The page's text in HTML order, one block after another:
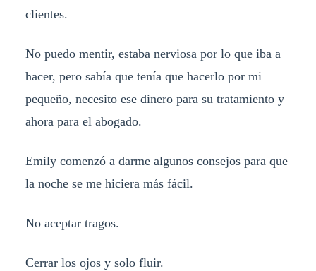
clientes.
No puedo mentir, estaba nerviosa por lo que iba a
hacer, pero sabía que tenía que hacerlo por mi
pequeño, necesito ese dinero para su tratamiento y
ahora para el abogado.
Emily comenzó a darme algunos consejos para que
la noche se me hiciera más fácil.
No aceptar tragos.
Cerrar los ojos y solo fluir.